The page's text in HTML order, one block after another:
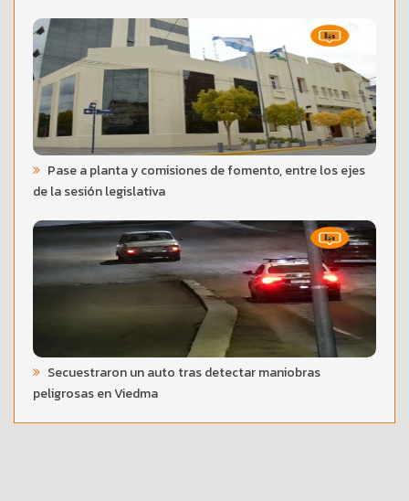
Pase a planta y comisiones de fomento, entre los ejes
de la sesión legislativa
Secuestraron un auto tras detectar maniobras
peligrosas en Viedma